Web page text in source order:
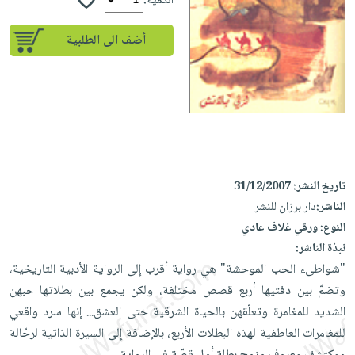
إختياراتنا
كتب
أكاديمية
صندوق
القراءة
iKitab
بلا
حدود
أسئلة
يتكرر
iKitab
على
Android
تحميل
iKitab
على
Apple
أسئلة
يتكرر
طرحها
تحميل
masmu3
masmu3
على
Apple
المواضيع
الأكثر
مبيعاً
إختياراتنا
وسائل
القراءة
جوائز
تعليمية
الصحة
والعناية
الشخصية
أجهزة
العناية
الشخصية
العناية
وتصفيف
الشعر
العناية
بالجسم
المطبخ
والسفرة
جديد
الكل
أواني
الطهي
أدوات
متجر
الهدايا
أقسام
أضف الى الطلبية
تاريخ النشر:31/12/2007
الناشر:دار برزان للنشر
النوع:ورقي غلاف عادي
نبذة الناشر:
"شواطىء الحب الموحشة" هي رواية أقرب إلى الرواية الأدبية التاريخية،
وتضمّ بين دفتيها أربع قصص مختلفة، ولكن يجمع بين بطلاتها حبهن
الشديد للمغامرة وتعلّقهن بالحياة الشرقية حتى العشق... إنها سرد واقعي
للمغامرات العاطفية لهذه البطلات الأربع، بالإضافة إلى السيرة الذاتية لرحّالة